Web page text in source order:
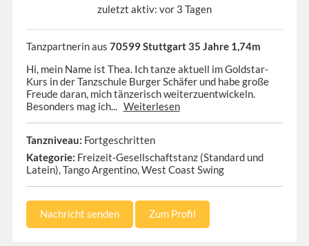
zuletzt aktiv: vor 3 Tagen
Tanzpartnerin aus 70599 Stuttgart 35 Jahre 1,74m
Hi, mein Name ist Thea. Ich tanze aktuell im Goldstar-
Kurs in der Tanzschule Burger Schäfer und habe große
Freude daran, mich tänzerisch weiterzuentwickeln.
Besonders mag ich... Weiterlesen
Tanzniveau: Fortgeschritten
Kategorie: Freizeit-Gesellschaftstanz (Standard und
Latein), Tango Argentino, West Coast Swing
Nachricht senden Zum Profil